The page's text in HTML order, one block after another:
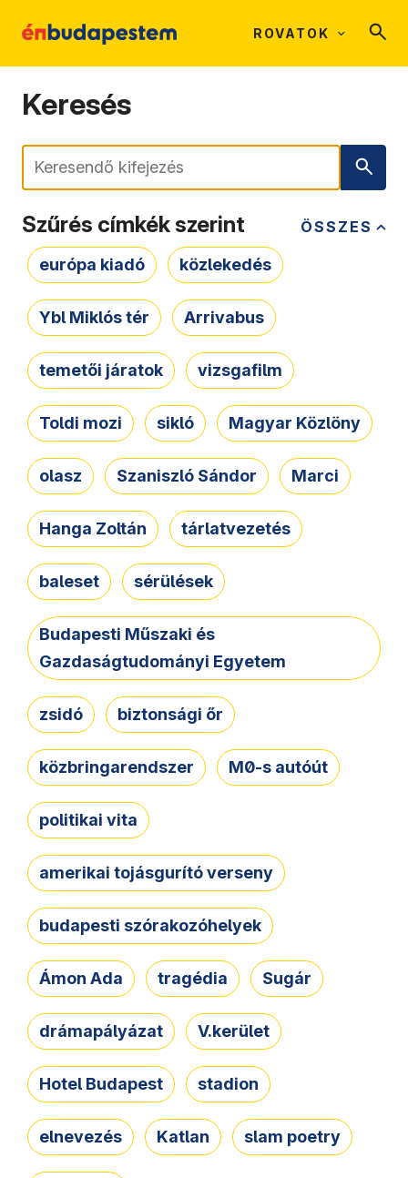
ROVATOK
Keresés
Keresés
ÖSSZES
Szűrés címkék szerint
európa kiadó közlekedés
Ybl Miklós tér Arrivabus
temetői járatok vizsgafilm
Toldi mozi sikló Magyar Közlöny
olasz Szaniszló Sándor Marci
Hanga Zoltán tárlatvezetés
baleset sérülések
Budapesti Műszaki és
Gazdaságtudományi Egyetem
zsidó biztonsági őr
közbringarendszer M0-s autóút
politikai vita
amerikai tojásgurító verseny
budapesti szórakozóhelyek
Ámon Ada tragédia Sugár
drámapályázat V.kerület
Hotel Budapest stadion
elnevezés Katlan slam poetry